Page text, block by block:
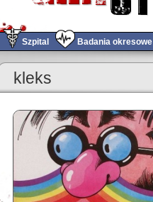
Szpital Badania okresowe
Tomograf #03 – Poczytaj mi ciociu
kleks